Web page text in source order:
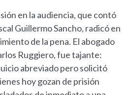
en la audiencia, que contó
Guillermo Sancho, radicó en
de la pena. El abogado
Ruggiero, fue tajante:
abreviado pero solicitó
hoy gozan de prisión